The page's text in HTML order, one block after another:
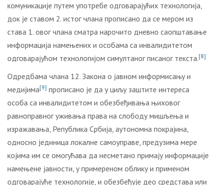
комуникације путем употребе одговарајућих технологија,
док је ставом 2. истог члана прописано да се мером из
става 1. овог члана сматра нарочито дневно саопштавање
информација намењених и особама са инвалидитетом
одговарајућом технологијом симултаног писаног текста.[8]
Одредбама члана 12. Закона о јавном информисању и
медијима[9] прописано је да у циљу заштите интереса
особа са инвалидитетом и обезбеђивања њиховог
равноправног уживања права на слободу мишљења и
изражавања, Република Србија, аутономна покрајина,
односно јединица локалне самоуправе, предузима мере
којима им се омогућава да несметано примају информације
намењене јавности, у примереном облику и применом
одговарајуће технологије, и обезбеђује део средстава или